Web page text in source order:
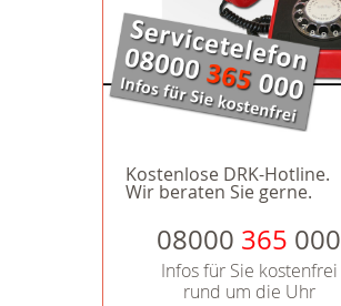
Kostenlose DRK-Hotline.
Wir beraten Sie gerne.
08000 365 000
Infos für Sie kostenfrei
rund um die Uhr